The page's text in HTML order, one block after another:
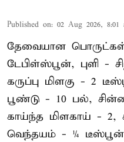
Published on: 02 Aug 2026, 8:01
தேவையான
டேபிள்ஸ்பூன், புளி -
கருப்பு மிளகு - 2
பூண்டு - 10 பல்,
காய்ந்த மிளகாய் - 2,
வெந்தயம் - ¼